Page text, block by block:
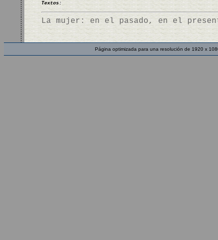
Textos:
La mujer: en el pasado, en el
Página optimizada para una resolución de 1920 x